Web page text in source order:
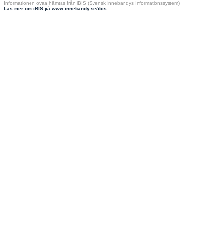
Informationen ovan hämtas från iBIS (Svensk Innebandys Informationssystem)
Läs mer om iBIS på www.innebandy.se/ibis